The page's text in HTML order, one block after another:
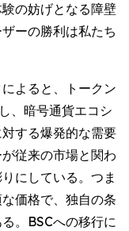
の妨げとなる障壁
ーの勝利は私たち
よると、トークン
、暗号通貨エコシ
する爆発的な需要
従来の市場と関わ
にしている。つま
価格で、独自の条
。BSCへの移行に